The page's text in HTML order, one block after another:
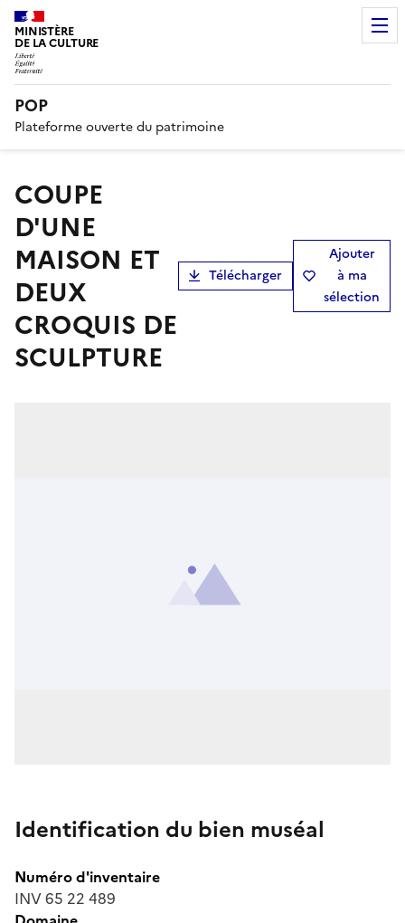
MINISTÈRE
DE LA CULTURE
POP
Plateforme ouverte du patrimoine
COUPE
D'UNE
MAISON ET
DEUX
CROQUIS DE
SCULPTURE
Télécharger
Ajouter
à ma
sélection
Identification du bien muséal
Numéro d'inventaire
INV 65 22 489